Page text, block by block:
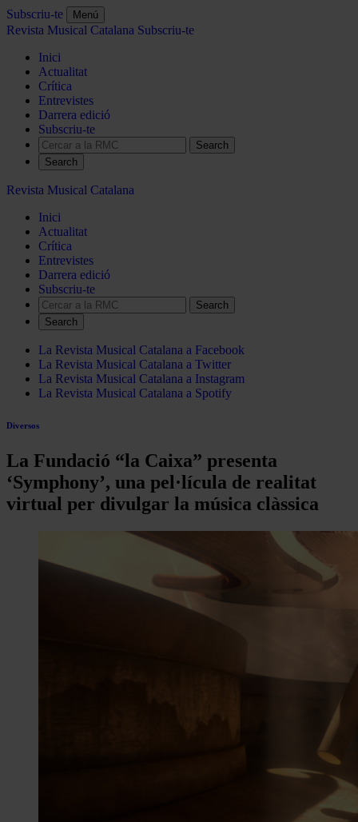
Subscriu-te Menú
Revista Musical Catalana Subscriu-te
Inici
Actualitat
Crítica
Entrevistes
Darrera edició
Subscriu-te
Search
Revista Musical Catalana
Inici
Actualitat
Crítica
Entrevistes
Darrera edició
Subscriu-te
Search
La Revista Musical Catalana a Facebook
La Revista Musical Catalana a Twitter
La Revista Musical Catalana a Instagram
La Revista Musical Catalana a Spotify
Diversos
La Fundació “la Caixa” presenta
‘Symphony’, una pel·lícula de realitat
virtual per divulgar la música clàssica